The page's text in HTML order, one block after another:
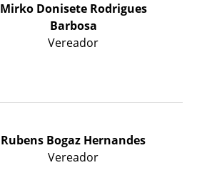
Mirko Donisete Rodrigues
Barbosa
Vereador
Rubens Bogaz Hernandes
Vereador